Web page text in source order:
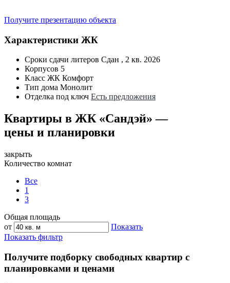
Получите презентацию объекта
Характеристики ЖК
Сроки сдачи литеров Сдан , 2 кв. 2026
Корпусов 5
Класс ЖК Комфорт
Тип дома Монолит
Отделка под ключ Есть предложения
Квартиры в ЖК «Сандэй» —
цены и планировки
закрыть
Количество комнат
Все
1
3
Общая площадь
от
Показать
Показать фильтр
Получите подборку свободных квартир с
планировками и ценами